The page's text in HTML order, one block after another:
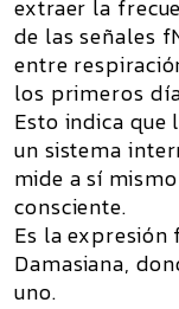
extraer la
de las señales
entre
los primeros
Esto indica que
un sistema
mide a sí
consciente.
Es la expresión
Damasiana,
uno.